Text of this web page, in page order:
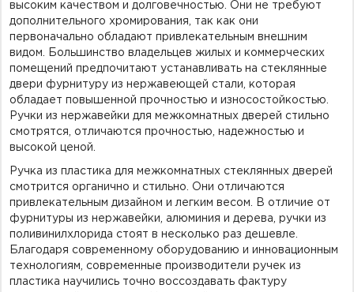
высоким качеством и долговечностью. Они не требуют
дополнительного хромирования, так как они
первоначально обладают привлекательным внешним
видом. Большинство владельцев жилых и коммерческих
помещений предпочитают устанавливать на стеклянные
двери фурнитуру из нержавеющей стали, которая
обладает повышенной прочностью и износостойкостью.
Ручки из нержавейки для межкомнатных дверей стильно
смотрятся, отличаются прочностью, надежностью и
высокой ценой.
Ручка из пластика для межкомнатных стеклянных дверей
смотрится органично и стильно. Они отличаются
привлекательным дизайном и легким весом. В отличие от
фурнитуры из нержавейки, алюминия и дерева, ручки из
поливинилхлорида стоят в несколько раз дешевле.
Благодаря современному оборудованию и инновационным
технологиям, современные производители ручек из
пластика научились точно воссоздавать фактуру